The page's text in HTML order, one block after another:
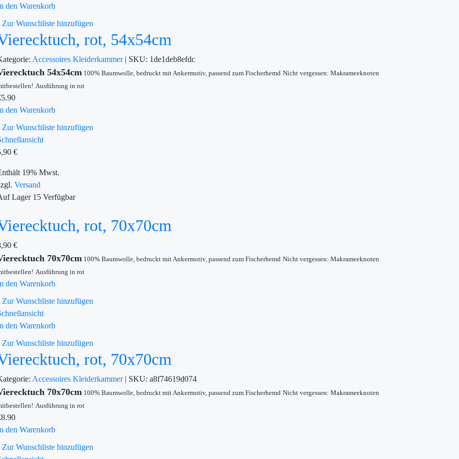
den Warenkorb
Zur Wunschliste hinzufügen
rot, 54x54cm
Accessoires Kleiderkammer | SKU: 1de1deb8efdc
54x54cm 100% Baumwolle, bedruckt mit Ankermotiv, passend zum Fischerhemd Nicht vergessen: Makrameeknoten
Ausführung in rot
5.90
den Warenkorb
Zur Wunschliste hinzufügen
€
19% Mwst.
Versand
Lager15 Verfügbar
rot, 70x70cm
€
70x70cm 100% Baumwolle, bedruckt mit Ankermotiv, passend zum Fischerhemd Nicht vergessen: Makrameeknoten
Ausführung in rot
den Warenkorb
Zur Wunschliste hinzufügen
den Warenkorb
Zur Wunschliste hinzufügen
rot, 70x70cm
Accessoires Kleiderkammer | SKU: a8f74619d074
70x70cm 100% Baumwolle, bedruckt mit Ankermotiv, passend zum Fischerhemd Nicht vergessen: Makrameeknoten
Ausführung in rot
8.90
den Warenkorb
Zur Wunschliste hinzufügen